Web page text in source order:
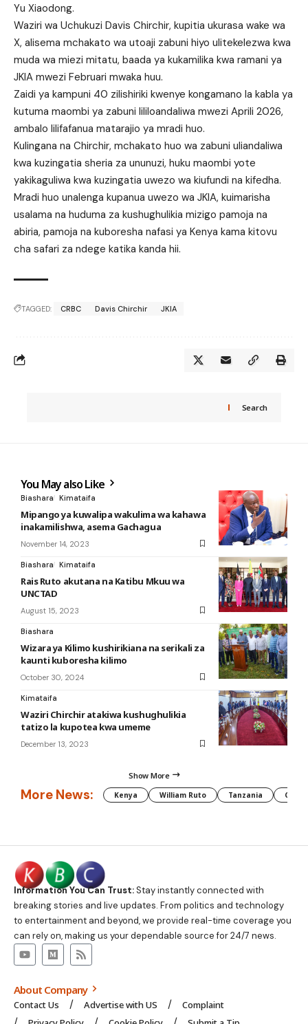
Yu Xiaodong.
Waziri wa Uchukuzi Davis Chirchir, kupitia ukurasa wake wa
X, alisema mchakato wa utoaji zabuni hiyo ulitekelezwa kwa
muda wa miezi mitatu, baada ya kukamilika kwa ramani ya
JKIA mwezi Februari mwaka huu.
Zaidi ya kampuni 40 zilishiriki kwenye kongamano la kabla ya
kutuma maombi ya zabuni lililoandaliwa mwezi Aprili 2026,
ambalo lilifafanua matarajio ya mradi huo.
Kulingana na Chirchir, mchakato huo wa zabuni uliandaliwa
kwa kuzingatia sheria za ununuzi, huku maombi yote
yakikaguliwa kwa kuzingatia uwezo wa kiufundi na kifedha.
Mradi huo unalenga kupanua uwezo wa JKIA, kuimarisha
usalama na huduma za kushughulikia mizigo pamoja na
abiria, pamoja na kuboresha nafasi ya Kenya kama kitovu
cha safari za ndege katika kanda hii.
TAGGED: CRBC Davis Chirchir JKIA
Search
You May also Like
Biashara Kimataifa
Mipango ya kuwalipa wakulima wa kahawa
inakamilishwa, asema Gachagua
November 14, 2023
Biashara Kimataifa
Rais Ruto akutana na Katibu Mkuu wa
UNCTAD
August 15, 2023
Biashara
Wizara ya Kilimo kushirikiana na serikali za
kaunti kuboresha kilimo
October 30, 2024
Kimataifa
Waziri Chirchir atakiwa kushughulikia
tatizo la kupotea kwa umeme
December 13, 2023
Show More
More News: Kenya William Ruto Tanzania CAF
Information You Can Trust:Stay instantly connected with
breaking stories and live updates. From politics and technology
to entertainment and beyond, we provide real-time coverage you
can rely on, making us your dependable source for 24/7 news.
About Company
Contact Us Advertise with US
Complaint